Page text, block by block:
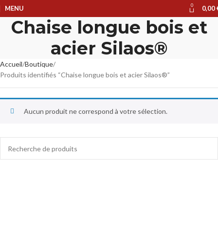
MENU 0 0,00
Chaise longue bois et
acier Silaos®
Accueil Boutique
Produits identifiés “Chaise longue bois et acier Silaos®”
Aucun produit ne correspond à votre sélection.